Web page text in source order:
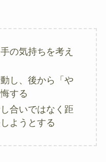
の気持ちを考え
し、後から「や
する
合いではなく距
ようとする